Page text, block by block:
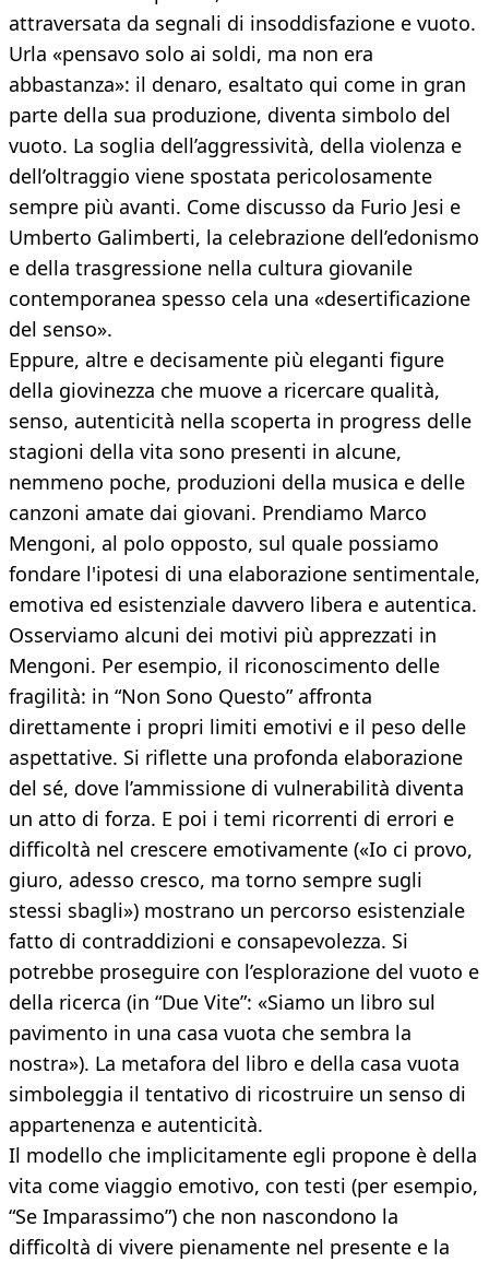
attraversata da segnali di insoddisfazione e vuoto.
Urla «pensavo solo ai soldi, ma non era
abbastanza»: il denaro, esaltato qui come in gran
parte della sua produzione, diventa simbolo del
vuoto. La soglia dell’aggressività, della violenza e
dell’oltraggio viene spostata pericolosamente
sempre più avanti. Come discusso da Furio Jesi e
Umberto Galimberti, la celebrazione dell’edonismo
e della trasgressione nella cultura giovanile
contemporanea spesso cela una «desertificazione
del senso».
Eppure, altre e decisamente più eleganti figure
della giovinezza che muove a ricercare qualità,
senso, autenticità nella scoperta in progress delle
stagioni della vita sono presenti in alcune,
nemmeno poche, produzioni della musica e delle
canzoni amate dai giovani. Prendiamo Marco
Mengoni, al polo opposto, sul quale possiamo
fondare l'ipotesi di una elaborazione sentimentale,
emotiva ed esistenziale davvero libera e autentica.
Osserviamo alcuni dei motivi più apprezzati in
Mengoni. Per esempio, il riconoscimento delle
fragilità: in “Non Sono Questo” affronta
direttamente i propri limiti emotivi e il peso delle
aspettative. Si riflette una profonda elaborazione
del sé, dove l’ammissione di vulnerabilità diventa
un atto di forza. E poi i temi ricorrenti di errori e
difficoltà nel crescere emotivamente («Io ci provo,
giuro, adesso cresco, ma torno sempre sugli
stessi sbagli») mostrano un percorso esistenziale
fatto di contraddizioni e consapevolezza. Si
potrebbe proseguire con l’esplorazione del vuoto e
della ricerca (in “Due Vite”: «Siamo un libro sul
pavimento in una casa vuota che sembra la
nostra»). La metafora del libro e della casa vuota
simboleggia il tentativo di ricostruire un senso di
appartenenza e autenticità.
Il modello che implicitamente egli propone è della
vita come viaggio emotivo, con testi (per esempio,
“Se Imparassimo”) che non nascondono la
difficoltà di vivere pienamente nel presente e la